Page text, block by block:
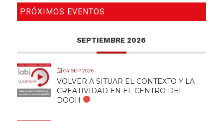
PRÓXIMOS EVENTOS
SEPTIEMBRE 2026
04 SEP 2026
VOLVER A SITUAR EL CONTEXTO Y LA
CREATIVIDAD EN EL CENTRO DEL
DOOH